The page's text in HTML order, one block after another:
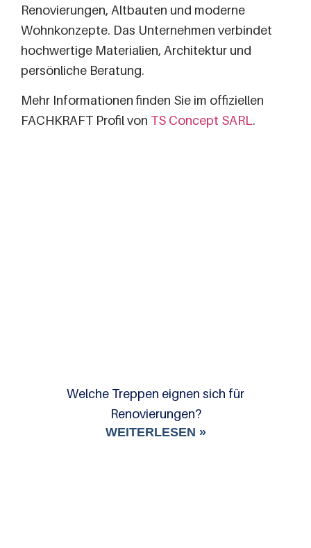
Renovierungen, Altbauten und moderne
Wohnkonzepte. Das Unternehmen verbindet
hochwertige Materialien, Architektur und
persönliche Beratung.
Mehr Informationen finden Sie im offiziellen
FACHKRAFT Profil von TS Concept SARL.
Welche Treppen eignen sich für
Renovierungen?
WEITERLESEN »